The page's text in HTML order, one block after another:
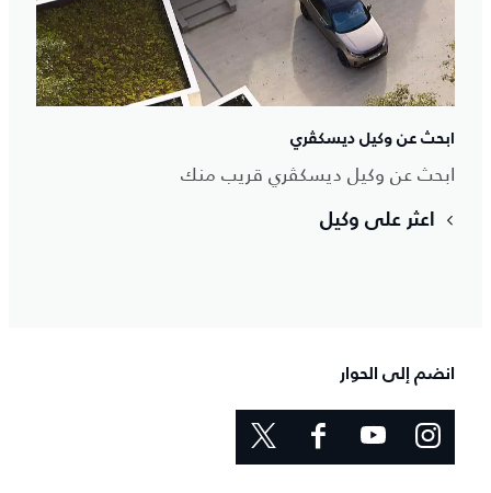
ابحث عن وكيل ديسكڤري
ابحث عن وكيل ديسكڤري قريب منك
اعثر على وكيل
انضم إلى الحوار